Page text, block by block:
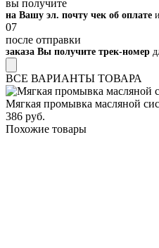
вы получите
на Вашу эл. почту чек об оплате
07
после отправки
заказа Вы получите трек-номер
ВСЕ ВАРИАНТЫ ТОВАРА
Мягкая промывка масляной
386 руб.
Похожие товары